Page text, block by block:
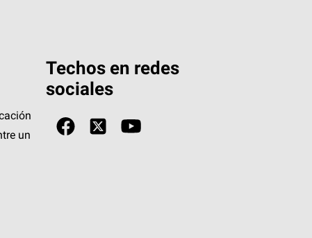
un
Techos en redes
sociales